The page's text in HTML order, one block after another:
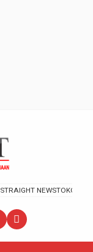
STRAIGHT NEWSTOKOH